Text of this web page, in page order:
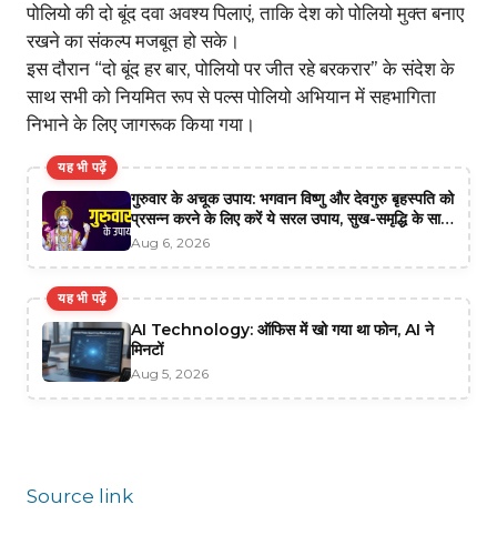
पोलियो की दो बूंद दवा अवश्य पिलाएं, ताकि देश को पोलियो मुक्त बनाए
रखने का संकल्प मजबूत हो सके।
इस दौरान “दो बूंद हर बार, पोलियो पर जीत रहे बरकरार” के संदेश के
साथ सभी को नियमित रूप से पल्स पोलियो अभियान में सहभागिता
निभाने के लिए जागरूक किया गया।
यह भी पढ़ें
गुरुवार के अचूक उपाय: भगवान विष्णु और देवगुरु बृहस्पति को
प्रसन्न करने के लिए करें ये सरल उपाय, सुख-समृद्धि के साथ
मिलेगा भाग्य का साथ
Aug 6, 2026
यह भी पढ़ें
AI Technology: ऑफिस में खो गया था फोन, AI ने
मिनटों
Aug 5, 2026
Source link